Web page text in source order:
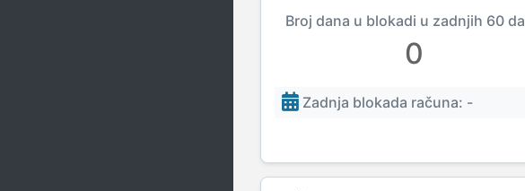
Broj dana u blokadi u zadnjih 60
0
Zadnja blokada računa: -